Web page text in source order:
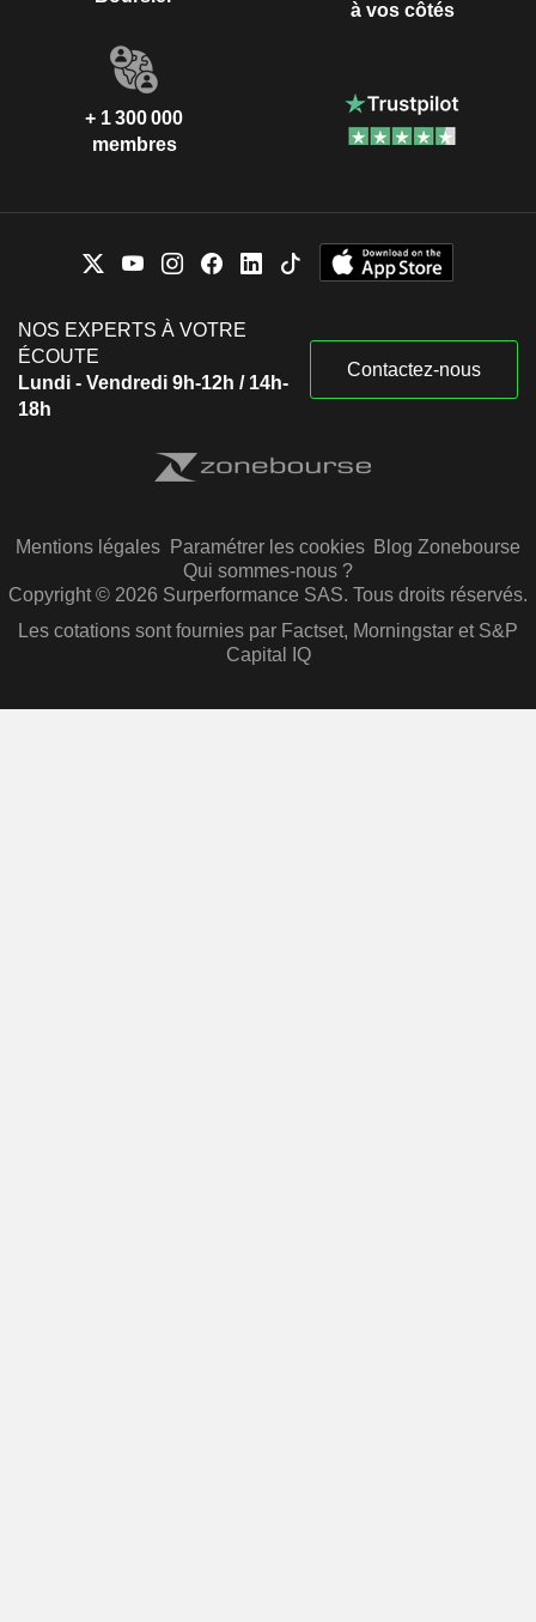
à vos côtés
+ 1 300 000
membres
NOS EXPERTS À VOTRE
ÉCOUTE
Lundi - Vendredi 9h-12h / 14h-
18h
Contactez-nous
Mentions légales Paramétrer les cookies Blog Zonebourse
Qui sommes-nous ?
Copyright © 2026 Surperformance SAS. Tous droits réservés.
Les cotations sont fournies par Factset, Morningstar et S&P
Capital IQ